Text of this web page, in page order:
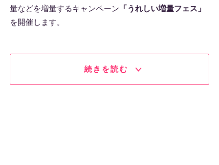
量などを増量するキャンペーン 「うれしい増量フェス」
を開催します。
続きを読む